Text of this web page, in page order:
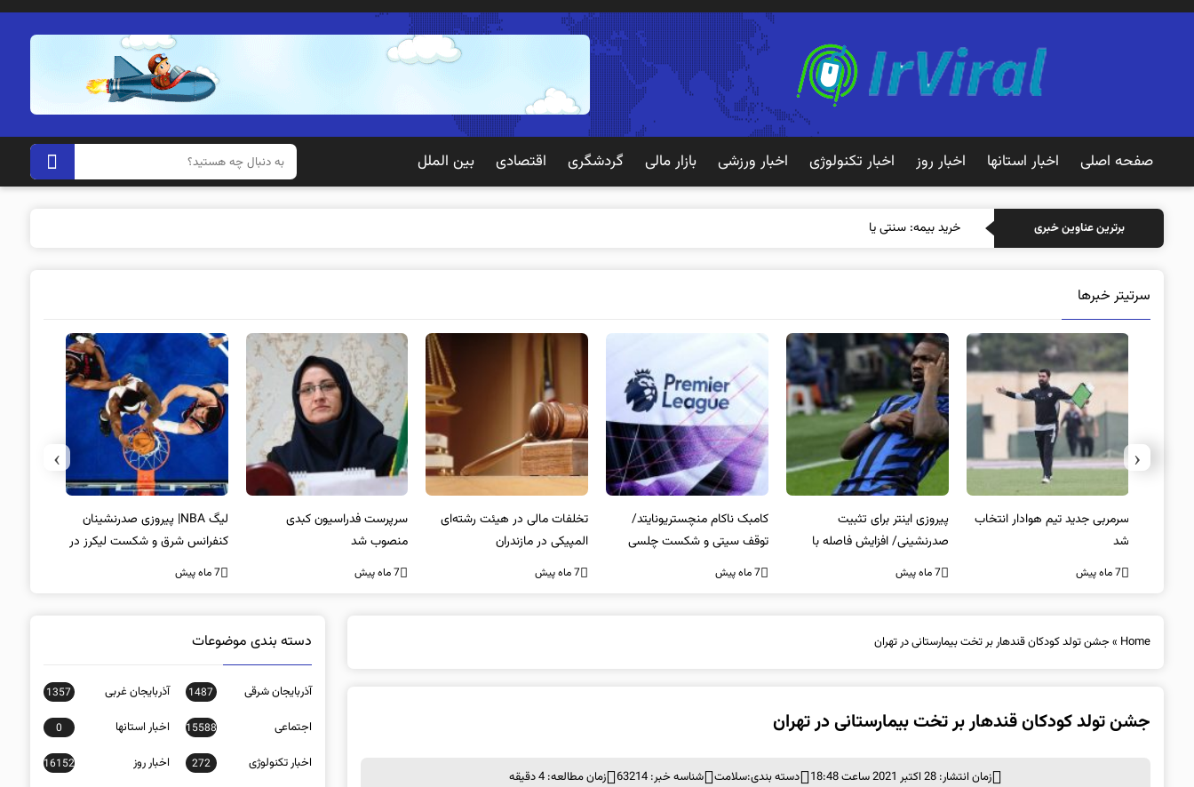
صفحه اصلی اخبار استانها اخبار روز اخبار تکنولوژی اخبار ورزشی بازار مالی گردشگری اقتصادی بین الملل
برترین عناوین خبری خرید بیمه: سنتی یا آنلاین؟ کدامیک تجربه بهتری
سرتیتر خبرها
سرمربی جدید تیم هوادار انتخاب
شد
7 ماه پیش
پیروزی اینتر برای تثبیت
صدرنشینی/ افزایش فاصله با
ناپولی
7 ماه پیش
کامبک ناکام منچستریونایتد/
توقف سیتی و شکست چلسی
7 ماه پیش
تخلفات مالی در هیئت رشته‌ای
المپیکی در مازندران
7 ماه پیش
سرپرست فدراسیون کبدی
منصوب شد
7 ماه پیش
لیگ NBA| پیروزی صدرنشینان
کنفرانس شرق و شکست لیکرز در
غیاب جیمز
7 ماه پیش
‹
›
Home
»جشن تولد کودکان قندهار بر تخت بیمارستانی در تهران
جشن تولد کودکان قندهار بر تخت بیمارستانی در تهران
زمان انتشار: 28 اکتبر 2021 ساعت 18:48 دسته بندی:سلامت شناسه خبر: 63214 زمان مطالعه: 4 دقیقه
دسته بندی موضوعات
آذربایجان شرقی 1487 آذربایجان غربی 1357
اجتماعی 15588 اخبار استانها 0
اخبار تکنولوژی 272 اخبار روز 16152